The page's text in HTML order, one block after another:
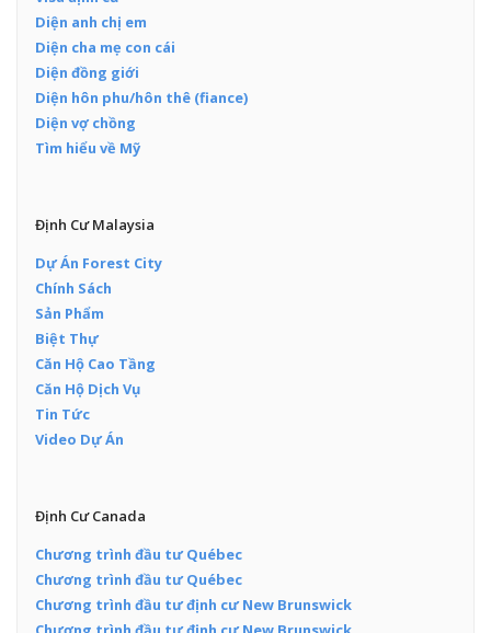
Diện anh chị em
Diện cha mẹ con cái
Diện đồng giới
Diện hôn phu/hôn thê (fiance)
Diện vợ chồng
Tìm hiểu về Mỹ
Định Cư Malaysia
Dự Án Forest City
Chính Sách
Sản Phẩm
Biệt Thự
Căn Hộ Cao Tầng
Căn Hộ Dịch Vụ
Tin Tức
Video Dự Án
Định Cư Canada
Chương trình đầu tư Québec
Chương trình đầu tư Québec
Chương trình đầu tư định cư New Brunswick